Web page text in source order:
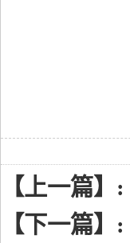
【上一篇】:
【下一篇】: